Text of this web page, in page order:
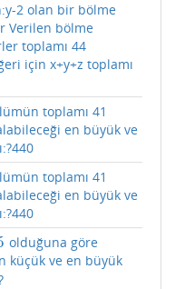
2 olan bir bölme
Verilen bölme
toplamı 44
için x+y+z toplamı
toplamı 41
en büyük ve
toplamı 41
en büyük ve
olduğuna göre
küçük ve en büyük